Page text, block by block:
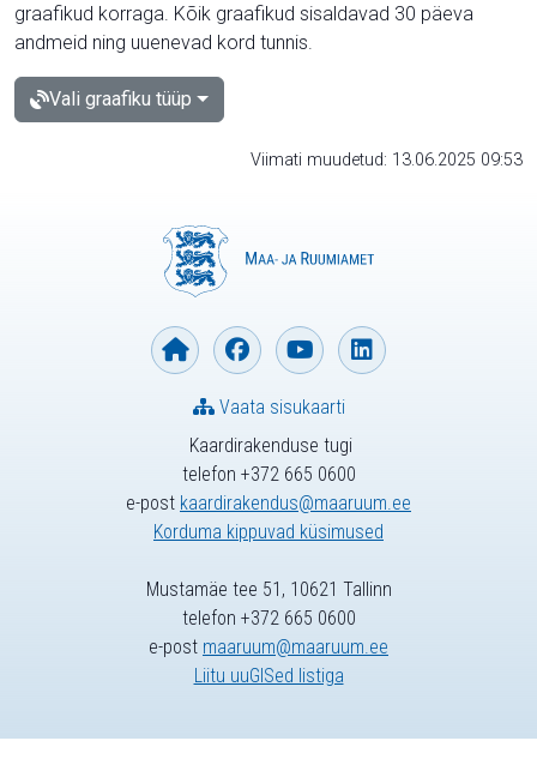
graafikud korraga. Kõik graafikud sisaldavad 30 päeva
andmeid ning uuenevad kord tunnis.
Vali graafiku tüüp
Viimati muudetud: 13.06.2025 09:53
Kaardirakenduse tugi
telefon +372 665 0600
e-post kaardirakendus@maaruum.ee
Korduma kippuvad küsimused
Vaata sisukaarti
Mustamäe tee 51, 10621 Tallinn
telefon +372 665 0600
e-post maaruum@maaruum.ee
Liitu uuGISed listiga